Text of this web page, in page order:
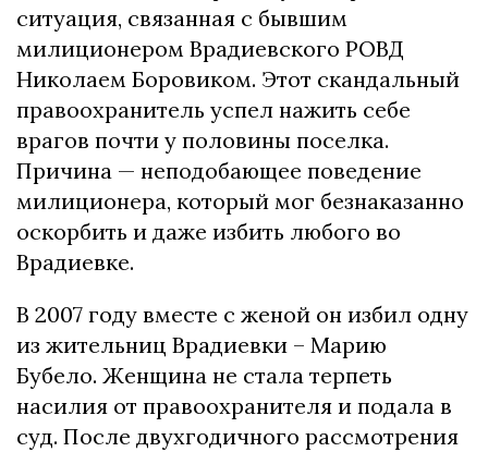
ситуация, связанная с бывшим
милиционером Врадиевского РОВД
Николаем Боровиком. Этот скандальный
правоохранитель успел нажить себе
врагов почти у половины поселка.
Причина — неподобающее поведение
милиционера, который мог безнаказанно
оскорбить и даже избить любого во
Врадиевке.
В 2007 году вместе с женой он избил одну
из жительниц Врадиевки – Марию
Бубело. Женщина не стала терпеть
насилия от правоохранителя и подала в
суд. После двухгодичного рассмотрения